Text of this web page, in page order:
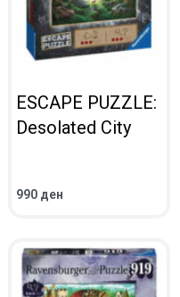
ESCAPE PUZZLE:
Desolated City
990 ден
ВО КОШНИЧКА